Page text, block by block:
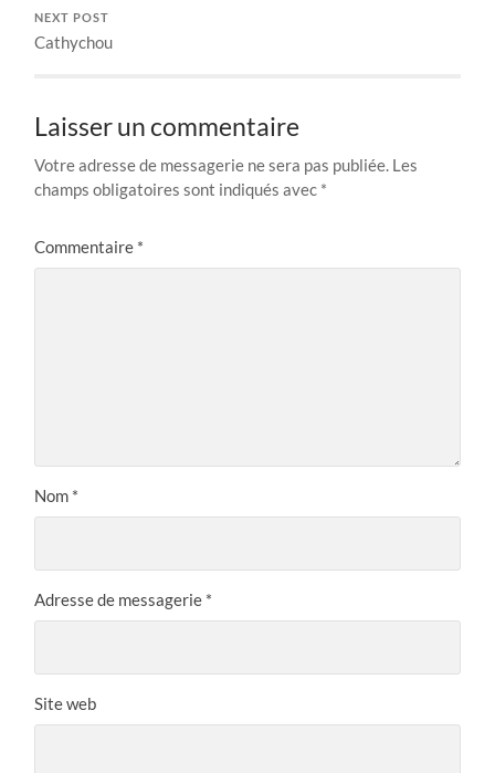
NEXT POST
Cathychou
Laisser un commentaire
Votre adresse de messagerie ne sera pas publiée. Les
champs obligatoires sont indiqués avec *
Commentaire *
Nom *
Adresse de messagerie *
Site web